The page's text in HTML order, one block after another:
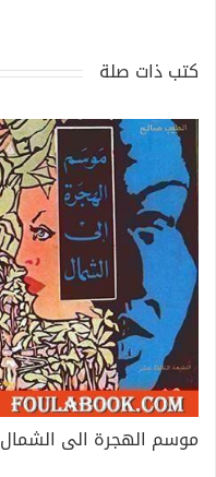
كتب ذات صلة
موسم الهجرة الى الشمال